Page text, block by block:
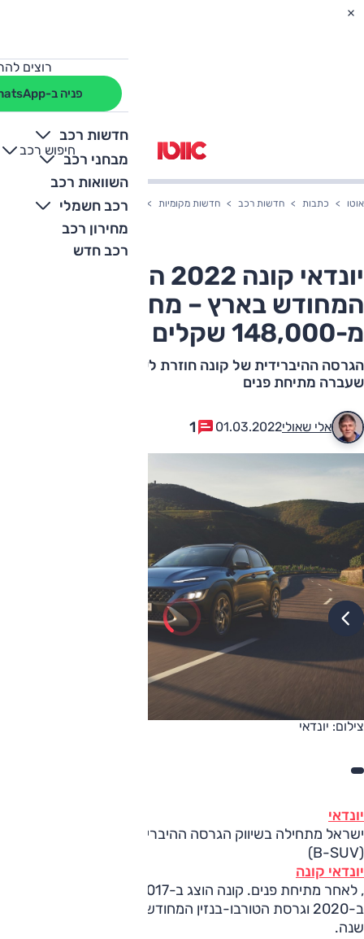
רוצים
פניה ב-WhatsApp
חדשות רכב
מבחני רכב
השוואות רכב
רכב חשמלי
מחירון רכב
רכב חדש
חיפוש רכב
+
-
אוטו כתבות חדשות רכב חדשות מקומיות יונדאי קונה 2022 היברידי המחודש בארץ – מחיר החל מ-148,000 שקלים
יונדאי קונה 2022 היברידי
המחודש בארץ – מחיר החל
מ-148,000 שקלים
הגרסה ההיברידית של קונה חוזרת לשוק המקומי לאחר
שעברה מתיחת פנים
אלי שאולי01.03.2022
1
צילום: יונדאי
יונדאי
ישראל מתחילה בשיווק הגרסה ההיברידית של רכב הפנאי הקטן
(B-SUV)
יונדאי קונה
ב-2020 וגרסת הטורבו-בנזין המחודשת משווקת בישראל מזה
שנה.